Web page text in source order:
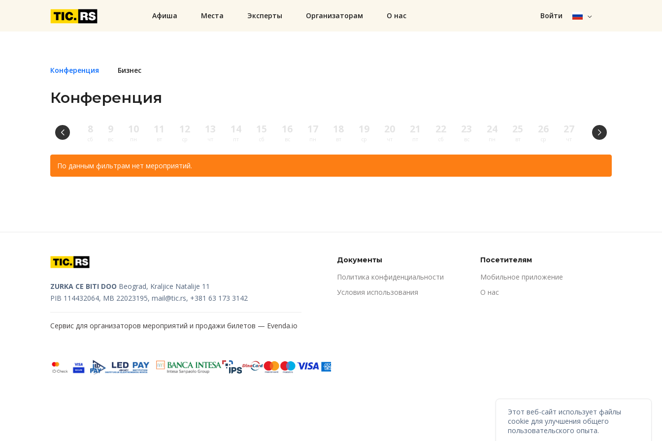
Афиша Места Эксперты Организаторам О нас Войти
Конференция Бизнес
Конференция
8
сб
9
вс
10
пн
11
вт
12
ср
13
чт
14
пт
15
сб
16
вс
17
пн
18
вт
19
ср
20
чт
21
пт
22
сб
23
вс
24
пн
25
вт
26
ср
27
чт
28
пт
По данным фильтрам нет мероприятий.
ZURKA CE BITI DOO Beograd, Kraljice Natalije 11
PIB 114432064, MB 22023195, mail@tic.rs, +381 63 173 3142
Сервис для организаторов мероприятий и продажи билетов — Evenda.io
Документы
Политика конфиденциальности
Условия использования
Посетителям
Мобильное приложение
О нас
Этот веб-сайт использует файлы
cookie для улучшения общего
пользовательского опыта.